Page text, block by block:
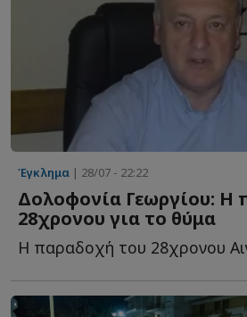
Έγκλημα | 28/07 - 22:22
Δολοφονία Γεωργίου: Η
28χρονου για το θύμα